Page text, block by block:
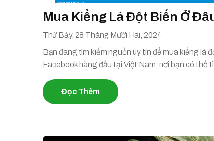
Mua Kiểng Lá Đột Biến Ở
Thứ Bảy, 28 Tháng Mười Hai, 2024
Bạn đang tìm kiếm nguồn uy tín để mua kiểng lá
Facebook hàng đầu tại Việt Nam, nơi bạn có thể
Đọc Thêm